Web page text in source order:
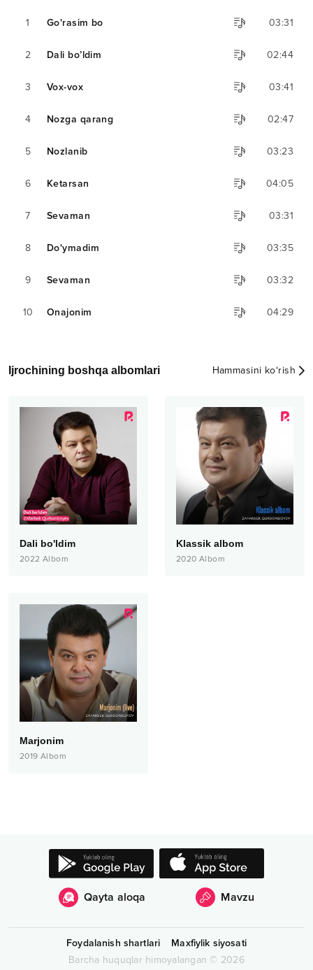
1 Go'rasim bo 03:31
2 Dali bo’ldim 02:44
3 Vox-vox 03:41
4 Nozga qarang 02:47
5 Nozlanib 03:23
6 Ketarsan 04:05
7 Sevaman 03:31
8 Do'ymadim 03:35
9 Sevaman 03:32
10 Onajonim 04:29
Ijrochining boshqa albomlari Hammasini ko‘rish
Dali bo'ldim
2022 Albom
Klassik albom
2020 Albom
Marjonim
2019 Albom
Qayta aloqa Mavzu
Foydalanish shartlari
Maxfiylik siyosati
Barcha huquqlar himoyalangan © 2026